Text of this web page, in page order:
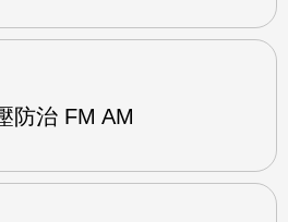
防治 FM AM